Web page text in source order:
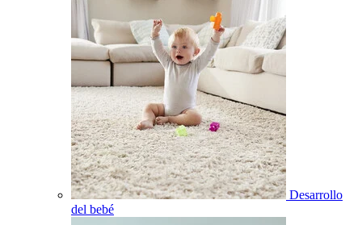
Desarrollo
del bebé